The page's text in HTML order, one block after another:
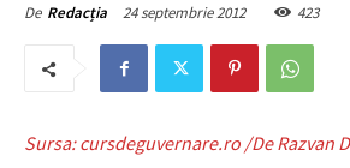
De Redacția 24 septembrie 2012 423
Sursa: cursdeguvernare.ro /De Razvan